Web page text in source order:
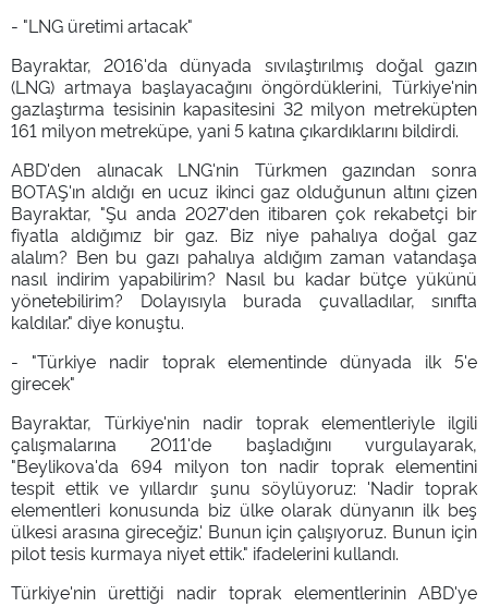
- "LNG üretimi artacak"
Bayraktar, 2016'da dünyada sıvılaştırılmış doğal gazın
(LNG) artmaya başlayacağını öngördüklerini, Türkiye'nin
gazlaştırma tesisinin kapasitesini 32 milyon metreküpten
161 milyon metreküpe, yani 5 katına çıkardıklarını bildirdi.
ABD'den alınacak LNG'nin Türkmen gazından sonra
BOTAŞ'ın aldığı en ucuz ikinci gaz olduğunun altını çizen
Bayraktar, "Şu anda 2027'den itibaren çok rekabetçi bir
fiyatla aldığımız bir gaz. Biz niye pahalıya doğal gaz
alalım? Ben bu gazı pahalıya aldığım zaman vatandaşa
nasıl indirim yapabilirim? Nasıl bu kadar bütçe yükünü
yönetebilirim? Dolayısıyla burada çuvalladılar, sınıfta
kaldılar." diye konuştu.
- "Türkiye nadir toprak elementinde dünyada ilk 5'e
girecek"
Bayraktar, Türkiye'nin nadir toprak elementleriyle ilgili
çalışmalarına 2011'de başladığını vurgulayarak,
"Beylikova'da 694 milyon ton nadir toprak elementini
tespit ettik ve yıllardır şunu söylüyoruz: 'Nadir toprak
elementleri konusunda biz ülke olarak dünyanın ilk beş
ülkesi arasına gireceğiz.' Bunun için çalışıyoruz. Bunun için
pilot tesis kurmaya niyet ettik." ifadelerini kullandı.
Türkiye'nin ürettiği nadir toprak elementlerinin ABD'ye